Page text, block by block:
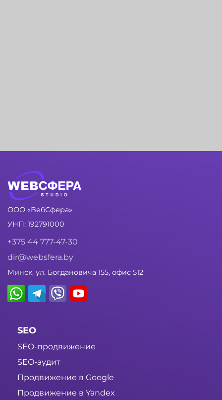
ООО «ВебСфера»
УНП: 192791000
+375 44 777-47-30
dir@websfera.by
Минск, ул. Богдановича 155, офис 512
SEO
SEO-продвижение
SEO-аудит
Продвижение в Google
Продвижение в Yandex